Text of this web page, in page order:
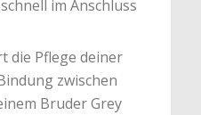
im Anschluss
die Pflege deiner
zwischen
Bruder Grey